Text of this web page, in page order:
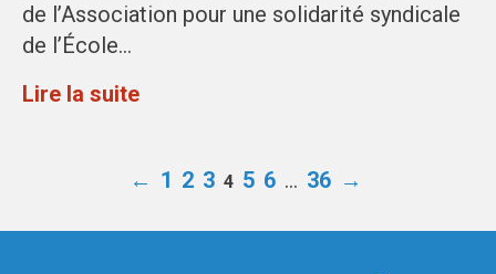
de l’Association pour une solidarité syndicale
de l’École…
Lire la suite
← 1 2 3 4 5 6 … 36 →